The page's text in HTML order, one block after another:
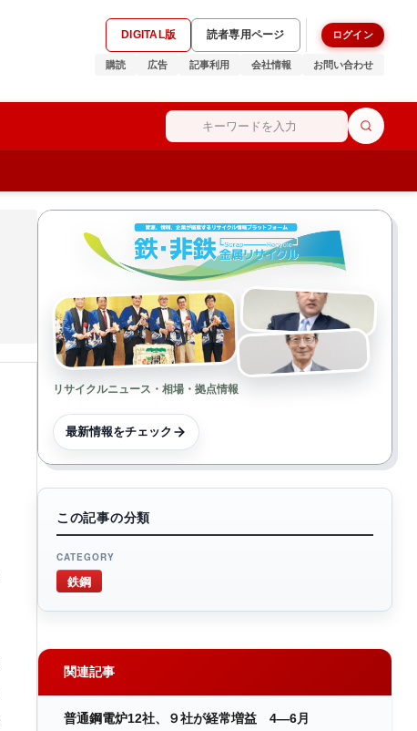
DIGITAL版 読者専用ページ ログイン
購読 広告 記事利用 会社情報 お問い合わせ
リサイクルニュース・相場・拠点情報
最新情報をチェック
この記事の分類
CATEGORY
鉄鋼
関連記事
普通鋼電炉12社、９社が経常増益 4―6月